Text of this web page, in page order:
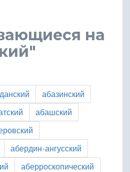
на
абазинский
абашский
абердин-ангусский
аберроскопический